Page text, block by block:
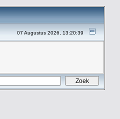
07 Augustus 2026, 13:20:39